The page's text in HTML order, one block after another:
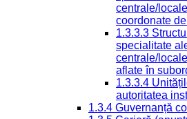
centrale/
coordonate
1.3.3.3
specialitate
centrale/
aflate în
1.3.3.4
autoritatea
1.3.4 Guvernanță